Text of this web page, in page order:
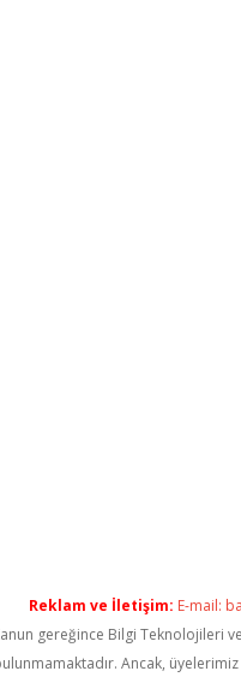
Reklam ve İletişim: E-mail:
gereğince Bilgi
Ancak,